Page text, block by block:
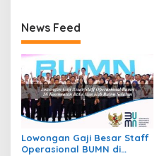
News Feed
Lowongan Gaji Besar Staff
Operasional BUMN di